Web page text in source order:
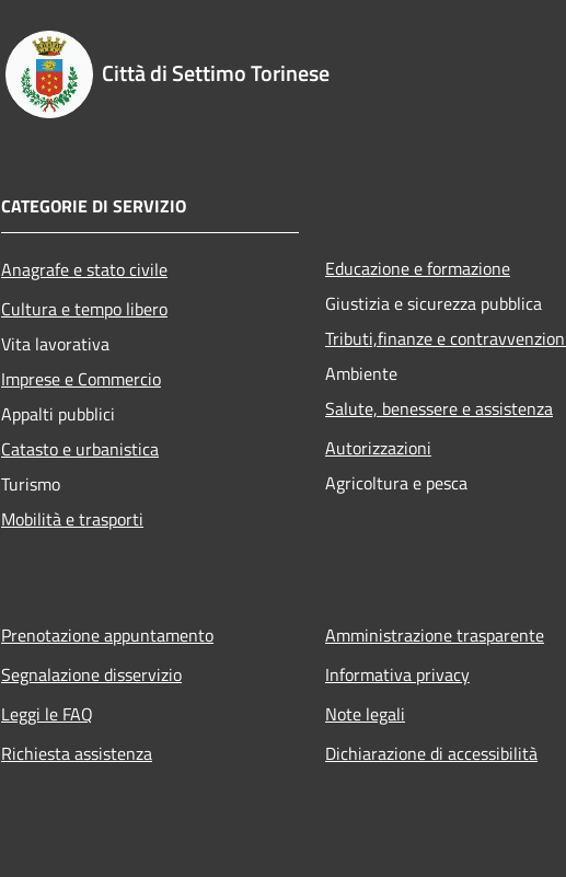
Città di Settimo Torinese
CATEGORIE DI SERVIZIO
Anagrafe e stato civile
Cultura e tempo libero
Vita lavorativa
Imprese e Commercio
Appalti pubblici
Catasto e urbanistica
Turismo
Mobilità e trasporti
Educazione e formazione
Giustizia e sicurezza pubblica
Tributi,finanze e
Ambiente
Salute, benessere e assistenza
Autorizzazioni
Agricoltura e pesca
Prenotazione appuntamento
Segnalazione disservizio
Leggi le FAQ
Richiesta assistenza
Amministrazione trasparente
Informativa privacy
Note legali
Dichiarazione di accessibilità